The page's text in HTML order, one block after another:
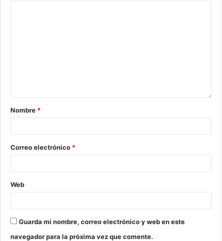
Nombre *
Correo electrónico *
Web
Guarda mi nombre, correo electrónico y web en este
navegador para la próxima vez que comente.